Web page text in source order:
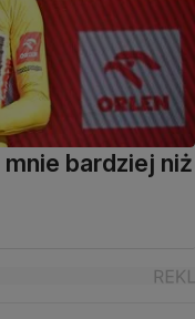
bardziej niż